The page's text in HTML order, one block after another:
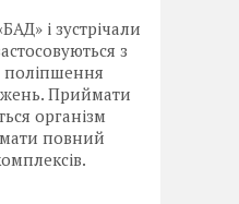
і зустрічали
з
поліпшення
Приймати
організм
повний